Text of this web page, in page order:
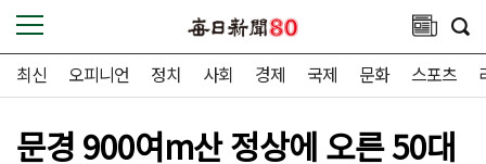
최신 오피니언 정치 사회 경제 국제 문화 스포츠
문경 900여m산 정상에 오른 50대